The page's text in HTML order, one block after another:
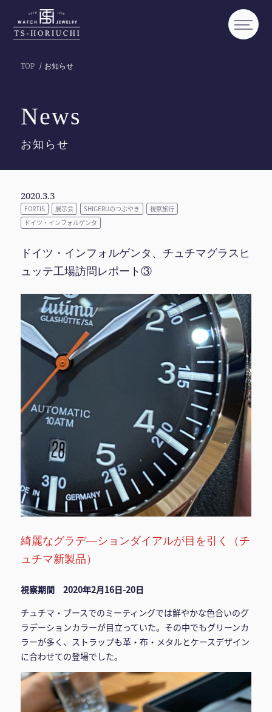
TOP お知らせ
News
お知らせ
2020.3.3
FORTIS 展示会 SHIGERUのつぶやき
視察旅行
ドイツ・インフォルゲンタ
ドイツ・インフォルゲンタ、チュチマグラスヒ
ュッテ工場訪問レポート③
綺麗なグラデ―ションダイアルが目を引く（チ
ュチマ新製品）
視察期間 2020年2月16日-20日
チュチマ・ブースでのミーティングでは鮮やかな色合いのグ
ラデーションカラーが目立っていた。その中でもグリーンカ
ラーが多く、ストラップも革・布・メタルとケースデザイン
に合わせての登場でした。